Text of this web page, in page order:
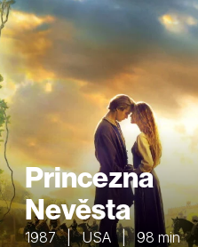
Princezna
Nevěsta
1987 | USA | 98 min